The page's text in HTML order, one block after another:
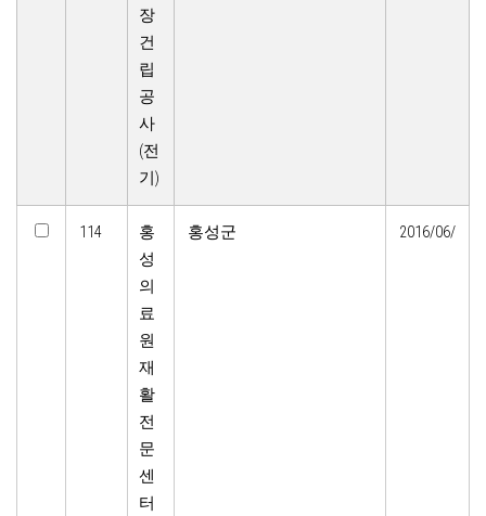
장
건
립
공
사
(전
기)
114
홍
성
의
료
원
재
활
전
문
센
터
홍성군 2016/06/